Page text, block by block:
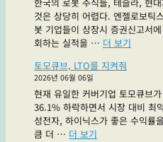
닉,
첫
사
랑
다
만
나
도
것은 상당히 어렵다. 엔젤로보틱
봇 기업들이 상장시 증권신고서
회하는 실적을 … 더 보기
에
이
션
토모큐브, LTO를 지켜줘
2026년 06월 06일
현재 유일한 커버기업 토모큐브
36.1% 하락하면서 시장 대비 최
성전자, 하이닉스가 좋은 수익률
큼 더 … 더 보기